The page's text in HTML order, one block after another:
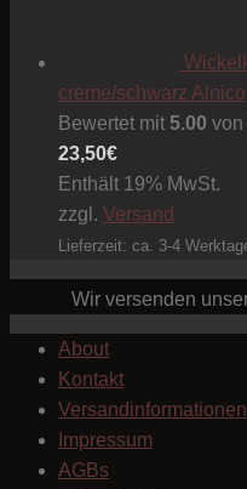
creme/schwarz Alnico
Bewertet mit 5.00 von
23,50€
Enthält 19% MwSt.
zzgl. Versand
Lieferzeit: ca. 3-4
Wir versenden
About
Kontakt
Versandinformationen
Impressum
AGBs